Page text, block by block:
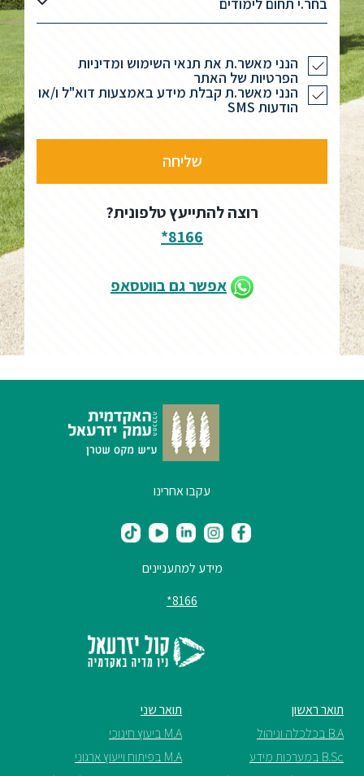
מחקר
והוראה
היחידה
ספריה
משרתי
מילואים
וכוחות
הביטחון
–
זכויות
והטבות
הנני מאשר.ת את תנאי השימוש ומדיניות
הפרטיות של האתר
הנני מאשר.ת קבלת מידע באמצעות דוא"ל ו/או
הודעות SMS
רוצה להתייעץ טלפונית?
8166*
אפשר גם בווטסאפ
עקבו אחרינו
מידע למתעניינים
8166*
תואר ראשון
B.A בכלכלה וניהול
B.Sc במערכות מידע
תואר שני
M.A ביעוץ חינוכי
M.A בפיתוח וייעוץ ארגוני